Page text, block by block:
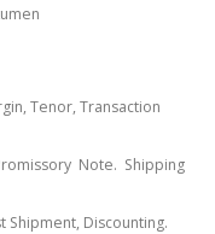
Tenor, Transaction
Note. Shipping
Shipment, Discounting.